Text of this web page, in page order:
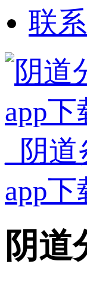
联
阴道